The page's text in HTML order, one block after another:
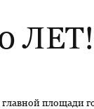
ЛЕТ!
площади